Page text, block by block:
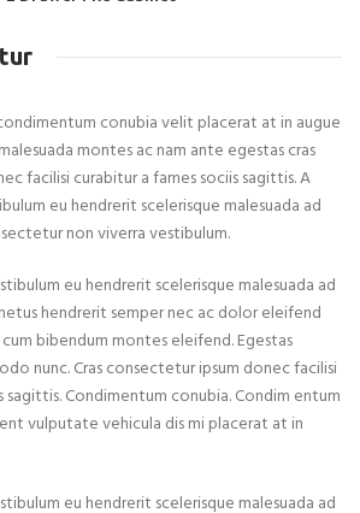
conubia velit placerat at in augue
montes ac nam ante egestas cras
facilisi curabitur a fames sociis sagittis. A
eu hendrerit scelerisque malesuada ad
non viverra vestibulum.
eu hendrerit scelerisque malesuada ad
hendrerit semper nec ac dolor eleifend
bibendum montes eleifend. Egestas
nunc. Cras consectetur ipsum donec facilisi
sagittis. Condimentum conubia. Condim entum
vulputate vehicula dis mi placerat at in
eu hendrerit scelerisque malesuada ad